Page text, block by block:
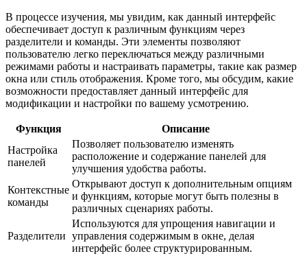
В процессе изучения, мы увидим, как данный интерфейс
обеспечивает доступ к различным функциям через
разделители и команды. Эти элементы позволяют
пользователю легко переключаться между различными
режимами работы и настраивать параметры, такие как размер
окна или стиль отображения. Кроме того, мы обсудим, какие
возможности предоставляет данный интерфейс для
модификации и настройки по вашему усмотрению.
Функция
Описание
Настройка
панелей
Позволяет пользователю изменять
расположение и содержание панелей для
улучшения удобства работы.
Контекстные
команды
Открывают доступ к дополнительным опциям
и функциям, которые могут быть полезны в
различных сценариях работы.
Разделители
Используются для упрощения навигации и
управления содержимым в окне, делая
интерфейс более структурированным.